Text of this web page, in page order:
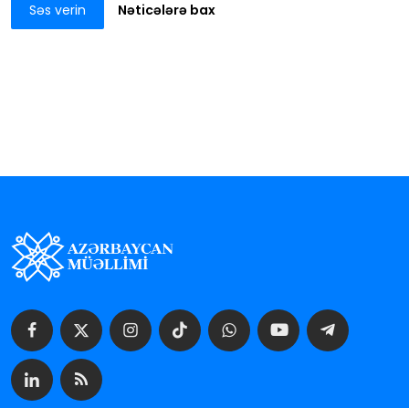
Səs verin Nəticələrə bax